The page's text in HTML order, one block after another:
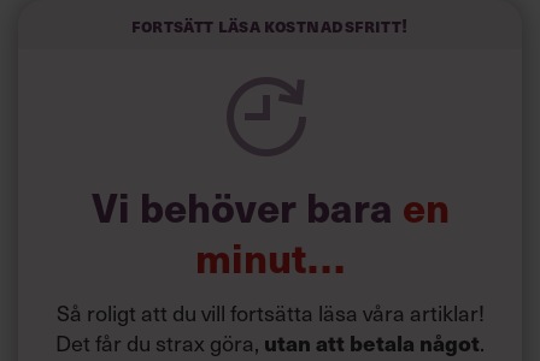
man förlorar kontrollen över organisationen. Trots att man
är ute och träffar kunder samt finansiärer är det viktigt att
Fortsätt läsa kostnadsfritt!
Vi behöver bara en
minut…
Så roligt att du vill fortsätta läsa våra artiklar!
Det får du strax göra, utan att betala något.